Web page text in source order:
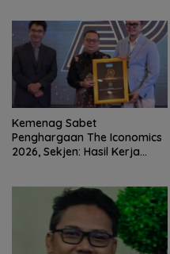
Penanganan Kasus Irigasi Air
Lemutu
Kemenag Sabet
Penghargaan The Iconomics
2026, Sekjen: Hasil Kerja